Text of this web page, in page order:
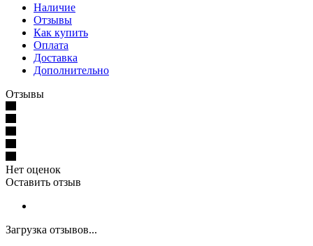
Наличие
Отзывы
Как купить
Оплата
Доставка
Дополнительно
Отзывы
Нет оценок
Оставить отзыв
Загрузка отзывов...